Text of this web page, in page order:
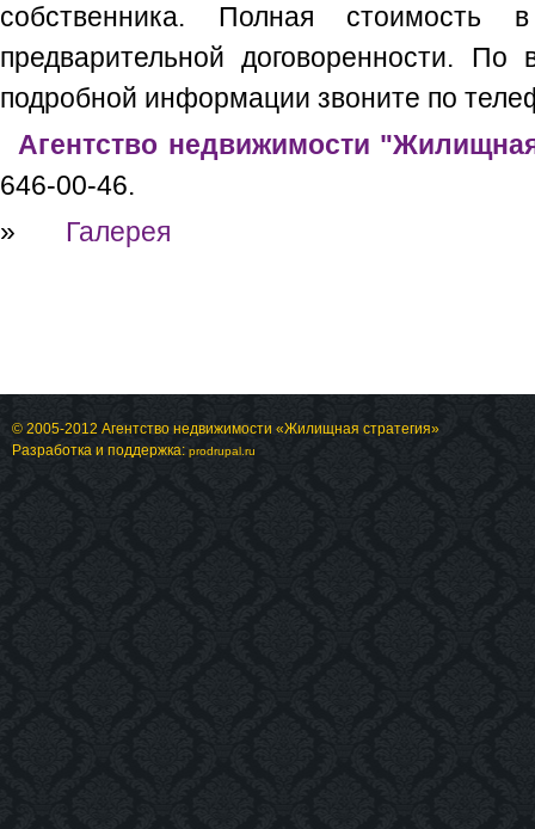
собственника. Полная стоимость
предварительной договоренности.
подробной информации звоните по
Агентство недвижимости
646-00-46.
»
Галерея
© 2005-2012 Агентство недвижимости «Жилищная стратегия»
Разработка и поддержка: prodrupal.ru